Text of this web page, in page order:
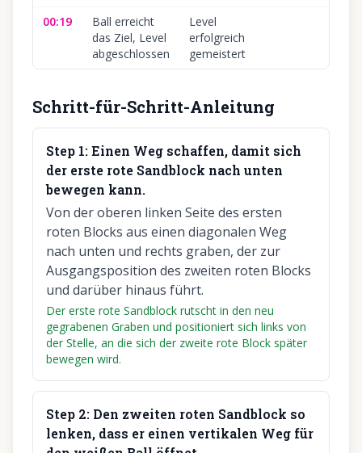
00:19
Ball erreicht
das Ziel, Level
abgeschlossen
Level
erfolgreich
gemeistert
Schritt-für-Schritt-Anleitung
Step 1:Einen Weg schaffen, damit sich
der erste rote Sandblock nach unten
bewegen kann.
Von der oberen linken Seite des ersten
roten Blocks aus einen diagonalen Weg
nach unten und rechts graben, der zur
Ausgangsposition des zweiten roten Blocks
und darüber hinaus führt.
Der erste rote Sandblock rutscht in den neu
gegrabenen Graben und positioniert sich links von
der Stelle, an die sich der zweite rote Block später
bewegen wird.
Step 2: Den zweiten roten Sandblock so
lenken, dass er einen vertikalen Weg für